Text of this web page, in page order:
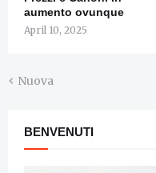
aumento ovunque
April 10, 2025
Nuova
BENVENUTI